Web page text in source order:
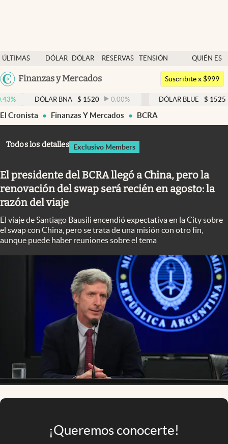
ÚLTIMAS
NOTICIAS
DÓLAR
DÓLAR
RESERVAS
TENSIÓN
GEOPOLÍTICA
QUIÉN ES
QUIÉN
Argentina
Finanzas y Mercados
Dólar
Members
Economía y Política
Finanzas y Mercados
Columnistas
Otras secciones
Infotechnology
El Cronista Studio
abre en nueva pestaña
Argentina
Suscribite x $999
DÓLAR BNA $ 1520 0.00% DÓLAR BLUE $ 1525 -0.33
El Cronista Finanzas Y Mercados BCRA
Todos los detalles Exclusivo Members
El presidente del BCRA llegó a China, pero la
renovación del swap será recién en agosto: la
razón del viaje
El viaje de Santiago Bausili encendió expectativa en la City sobre
el swap con China, pero se trata de una misión con otro fin,
aunque puede haber reuniones sobre el tema
¡Queremos conocerte!